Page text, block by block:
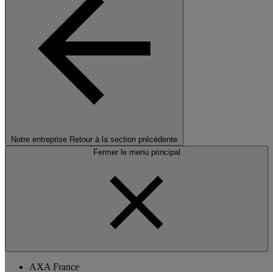
Notre entreprise Retour à la section précédente
Fermer le menu principal
AXA France